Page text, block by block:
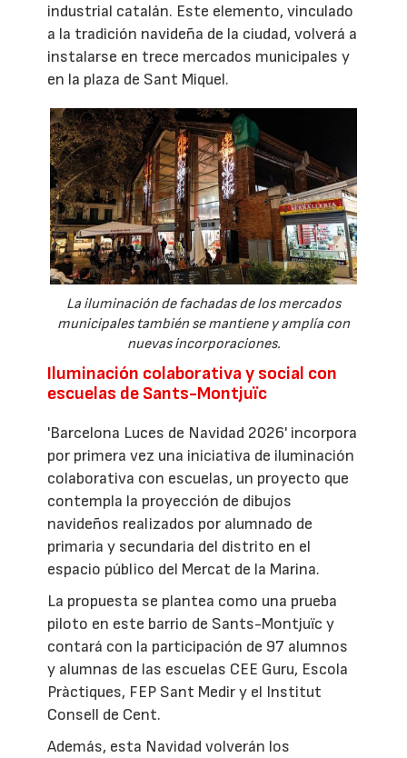
industrial catalán. Este elemento, vinculado
a la tradición navideña de la ciudad, volverá a
instalarse en trece mercados municipales y
en la plaza de Sant Miquel.
La iluminación de fachadas de los mercados
municipales también se mantiene y amplía con
nuevas incorporaciones.
Iluminación colaborativa y social con
escuelas de Sants-Montjuïc
'Barcelona Luces de Navidad 2026' incorpora
por primera vez una iniciativa de iluminación
colaborativa con escuelas, un proyecto que
contempla la proyección de dibujos
navideños realizados por alumnado de
primaria y secundaria del distrito en el
espacio público del Mercat de la Marina.
La propuesta se plantea como una prueba
piloto en este barrio de Sants-Montjuïc y
contará con la participación de 97 alumnos
y alumnas de las escuelas CEE Guru, Escola
Pràctiques, FEP Sant Medir y el Institut
Consell de Cent.
Además, esta Navidad volverán los